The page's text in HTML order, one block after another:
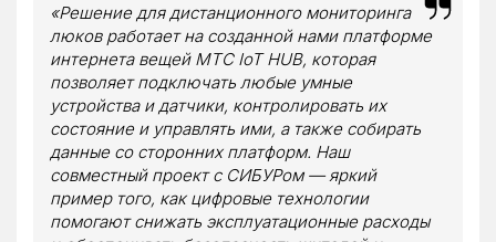
«Решение для дистанционного мониторинга
люков работает на созданной нами платформе
интернета вещей МТС IoT HUB, которая
позволяет подключать любые умные
устройства и датчики, контролировать их
состояние и управлять ими, а также собирать
данные со сторонних платформ. Наш
совместный проект с СИБУРом — яркий
пример того, как цифровые технологии
помогают снижать эксплуатационные расходы